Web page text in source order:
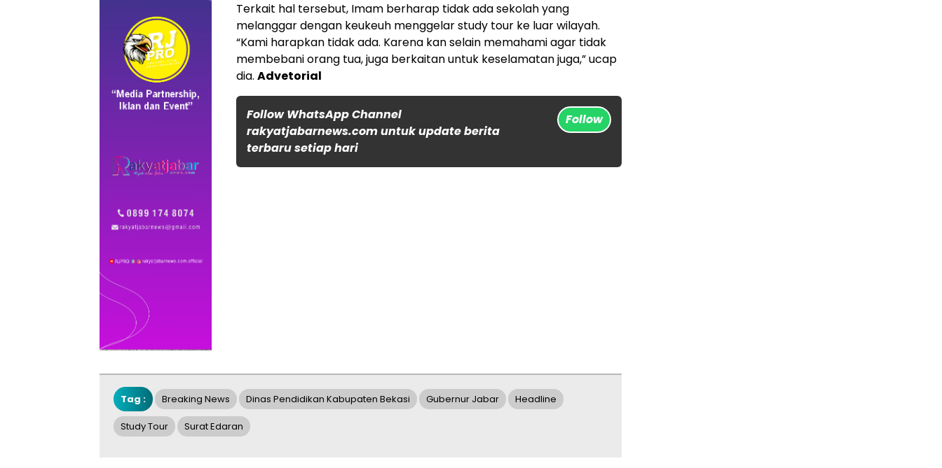
Terkait hal tersebut, Imam berharap tidak ada sekolah yang
melanggar dengan keukeuh menggelar study tour ke luar wilayah.
“Kami harapkan tidak ada. Karena kan selain memahami agar tidak
membebani orang tua, juga berkaitan untuk keselamatan juga,” ucap
dia. Advetorial
Follow WhatsApp Channel
rakyatjabarnews.com untuk update berita
terbaru setiap hari
Follow
Tag : Breaking News Dinas Pendidikan Kabupaten Bekasi Gubernur Jabar Headline
Study Tour Surat Edaran